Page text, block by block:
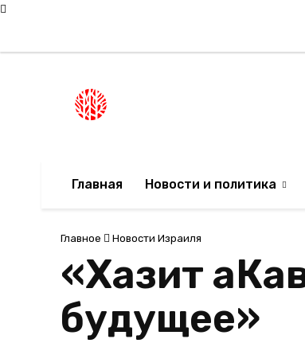
Главная Новости и политика
Главное Новости Израиля
«Хазит
будущее»